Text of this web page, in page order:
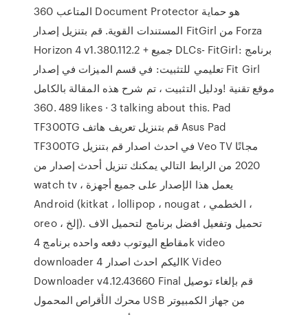
المتاعب 360 Document Protector هو حماية
المستندات القوية. قم بتنزيل إصدار FitGirl من Forza
Horizon 4 v1.380.112.2 + جميع DLCs- FitGirl: برنامج
تعليمي للتثبيت: في قسم الميزات في إصدار Fit Girl
ودليل التثبيت ، تم شرح هذه المقالة بالكامل! ‎موقع تقنية
360‎. 489 likes · 3 talking about this. Pad
TF300TG قم بتنزيل تعريف هاتف Asus Pad
TF300TG في احدث اصدار قم بتنزيل Veo TV مجانًا
2020 من الرابط التالي يمكنك تنزيل أحدث إصدار من
watch tv ، يعمل هذا الإصدار على جميع أجهزة
Android (kitkat ، lollipop ، nougat ، الخطمي ،
oreo ، إلخ). تحميل وتفعيل افضل برنامج لتحميل الاف
مقاطع اليوتوب دفعه واحده برنامج 4k video
downloader اليكم احدث اصدار 4K Video
Downloader v4.12.43660 Final قم بإلغاء توصيل
محرك الأقراص المحمول USB من جهاز الكمبيوتر